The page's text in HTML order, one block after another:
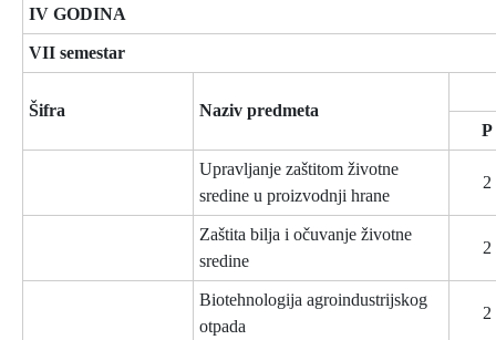
IV GODINA
VII semestar
Šifra
Naziv predmeta
P
Upravljanje zaštitom životne
sredine u proizvodnji hrane
2
Zaštita bilja i očuvanje životne
sredine
2
Biotehnologija agroindustrijskog
otpada
2